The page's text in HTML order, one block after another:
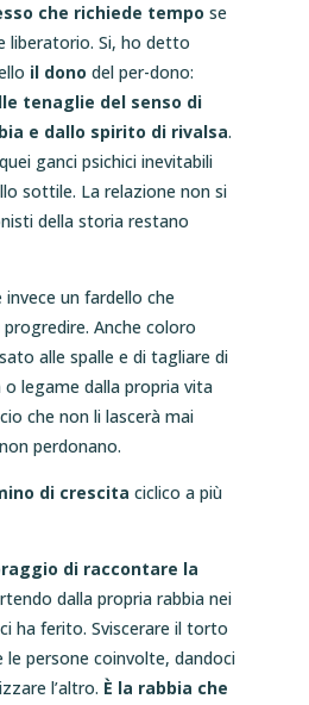
che richiede tempo se
liberatorio. Si, ho detto
il dono del per-dono:
tenaglie del senso di
e dallo spirito di rivalsa.
ganci psichici inevitabili
sottile. La relazione non si
della storia restano
invece un fardello che
Anche coloro
alle spalle e di tagliare di
legame dalla propria vita
che non li lascerà mai
perdonano.
di crescita ciclico a più
di raccontare la
dalla propria rabbia nei
ha ferito. Sviscerare il torto
persone coinvolte, dandoci
l’altro. È la rabbia che